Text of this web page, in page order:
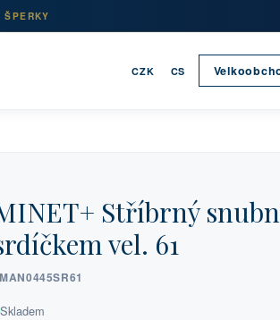
CZK CS
Stříbrný
vel. 61
Skladem